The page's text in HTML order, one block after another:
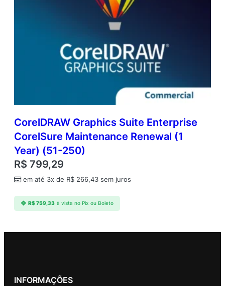
CorelDRAW Graphics Suite Enterprise
CorelSure Maintenance Renewal (1
Year) (51-250)
R$ 799,29
em até 3x de R$ 266,43 sem juros
R$759,33 à vista no Pix ou Boleto
INFORMAÇÕES